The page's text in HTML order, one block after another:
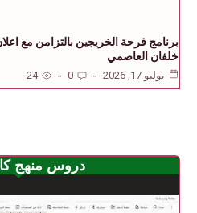
برنامج فرحة الخريجين بالتزامن مع
خلفان العاصمي
يوليو 17, 2026 0
24
دروس منهج